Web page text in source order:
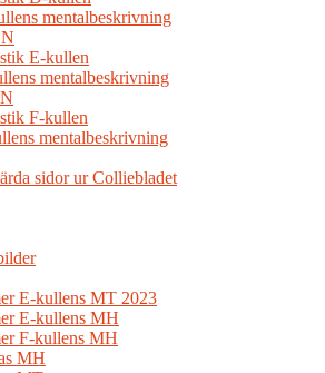
mentalbeskrivning
E-kullen
mentalbeskrivning
F-kullen
mentalbeskrivning
sidor ur Colliebladet
E-kullens MT 2023
E-kullens MH
F-kullens MH
MH